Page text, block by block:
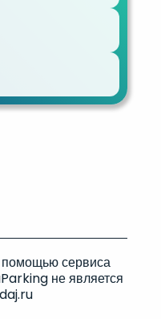
сервиса
не является